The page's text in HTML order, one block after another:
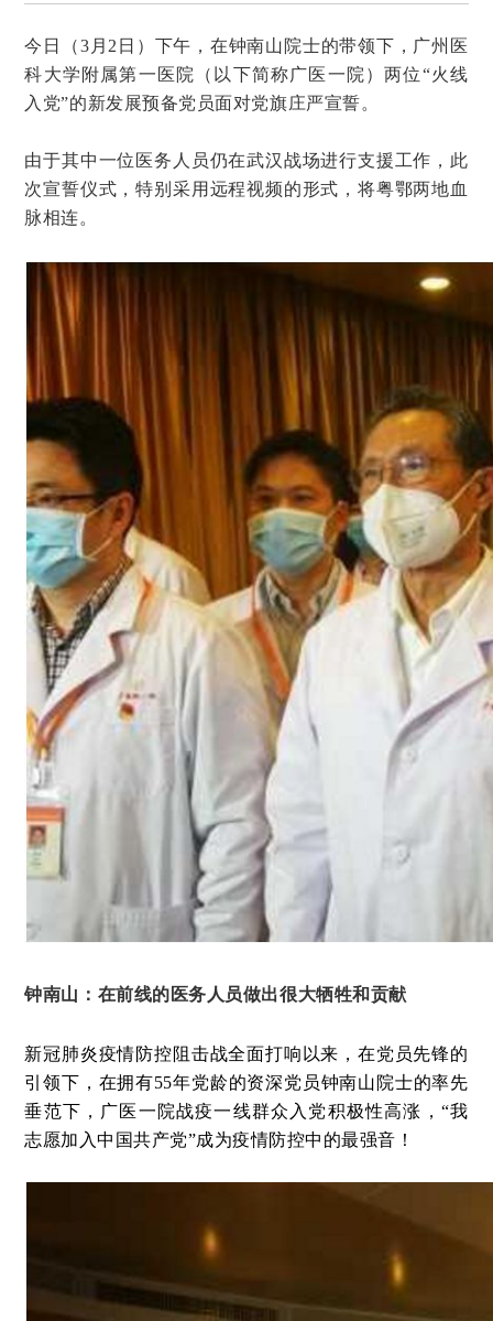
今日（3月2日）下午，在钟南山院士的带领下，广州医
科大学附属第一医院（以下简称广医一院）两位“火线
入党”的新发展预备党员面对党旗庄严宣誓。
由于其中一位医务人员仍在武汉战场进行支援工作，此
次宣誓仪式，特别采用远程视频的形式，将粤鄂两地血
脉相连。
钟南山：在前线的医务人员做出很大牺牲和贡献
新冠肺炎疫情防控阻击战全面打响以来，在党员先锋的
引领下，在拥有55年党龄的资深党员钟南山院士的率先
垂范下，广医一院战疫一线群众入党积极性高涨，“我
志愿加入中国共产党”成为疫情防控中的最强音！